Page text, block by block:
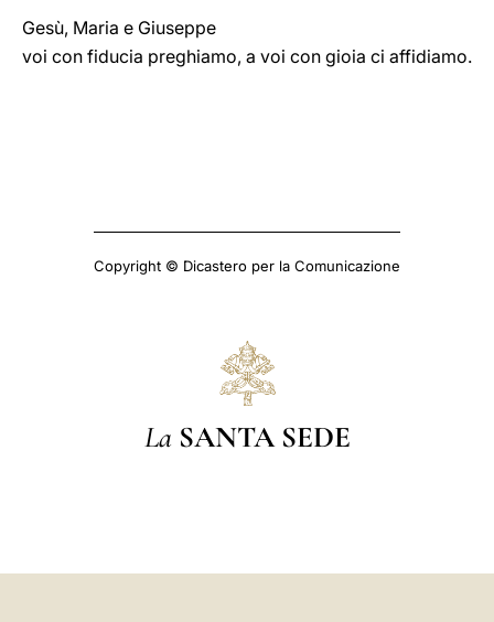
Gesù, Maria e Giuseppe
voi con fiducia preghiamo, a voi con gioia ci affidiamo.
Copyright © Dicastero per la Comunicazione
La SANTA SEDE